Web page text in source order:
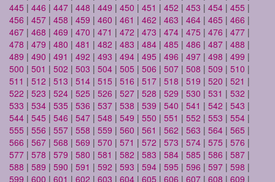
445 | 446 | 447 | 448 | 449 | 450 | 451 | 452 | 453 | 454 | 455 |
456 | 457 | 458 | 459 | 460 | 461 | 462 | 463 | 464 | 465 | 466 |
467 | 468 | 469 | 470 | 471 | 472 | 473 | 474 | 475 | 476 | 477 |
478 | 479 | 480 | 481 | 482 | 483 | 484 | 485 | 486 | 487 | 488 |
489 | 490 | 491 | 492 | 493 | 494 | 495 | 496 | 497 | 498 | 499 |
500 | 501 | 502 | 503 | 504 | 505 | 506 | 507 | 508 | 509 | 510 |
511 | 512 | 513 | 514 | 515 | 516 | 517 | 518 | 519 | 520 | 521 |
522 | 523 | 524 | 525 | 526 | 527 | 528 | 529 | 530 | 531 | 532 |
533 | 534 | 535 | 536 | 537 | 538 | 539 | 540 | 541 | 542 | 543 |
544 | 545 | 546 | 547 | 548 | 549 | 550 | 551 | 552 | 553 | 554 |
555 | 556 | 557 | 558 | 559 | 560 | 561 | 562 | 563 | 564 | 565 |
566 | 567 | 568 | 569 | 570 | 571 | 572 | 573 | 574 | 575 | 576 |
577 | 578 | 579 | 580 | 581 | 582 | 583 | 584 | 585 | 586 | 587 |
588 | 589 | 590 | 591 | 592 | 593 | 594 | 595 | 596 | 597 | 598 |
599 | 600 | 601 | 602 | 603 | 604 | 605 | 606 | 607 | 608 | 609 |